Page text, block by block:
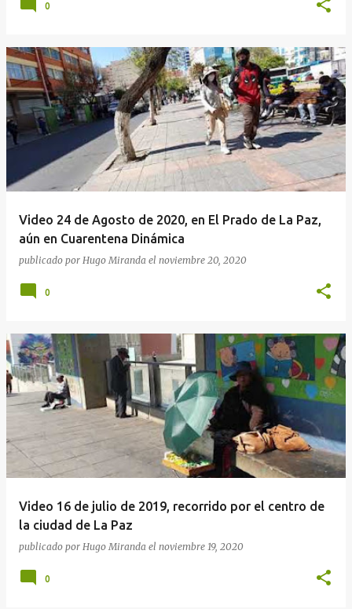
0
Video 24 de Agosto de 2020, en El Prado de La Paz,
aún en Cuarentena Dinámica
publicado por Hugo Miranda el noviembre 20, 2020
0
Video 16 de julio de 2019, recorrido por el centro de
la ciudad de La Paz
publicado por Hugo Miranda el noviembre 19, 2020
0